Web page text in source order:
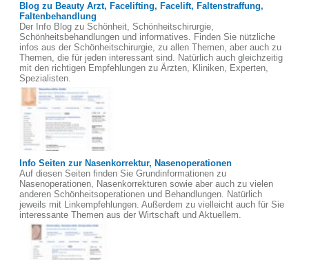
Blog zu Beauty Arzt, Facelifting, Facelift, Faltenstraffung,
Faltenbehandlung
Der Info Blog zu Schönheit, Schönheitschirurgie,
Schönheitsbehandlungen und informatives. Finden Sie nützliche
infos aus der Schönheitschirurgie, zu allen Themen, aber auch zu
Themen, die für jeden interessant sind. Natürlich auch gleichzeitig
mit den richtigen Empfehlungen zu Ärzten, Kliniken, Experten,
Spezialisten.
Info Seiten zur Nasenkorrektur, Nasenoperationen
Auf diesen Seiten finden Sie Grundinformationen zu
Nasenoperationen, Nasenkorrekturen sowie aber auch zu vielen
anderen Schönheitsoperationen und Behandlungen. Natürlich
jeweils mit Linkempfehlungen. Außerdem zu vielleicht auch für Sie
interessante Themen aus der Wirtschaft und Aktuellem.